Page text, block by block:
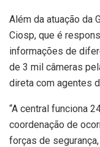
Além da atuação da
Ciosp, que é
informações de
de 3 mil câmeras
direta com agentes
“A central funciona
coordenação de
forças de